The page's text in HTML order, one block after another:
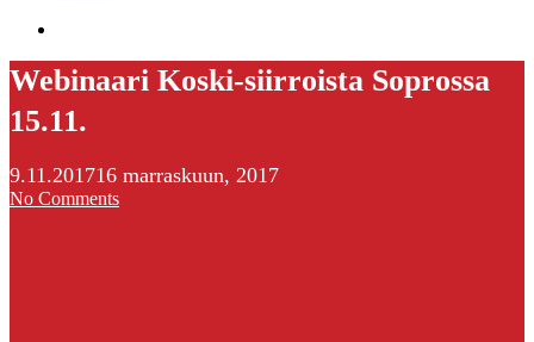
Webinaari Koski-siirroista Soprossa
15.11.
9.11.201716 marraskuun, 2017
No Comments